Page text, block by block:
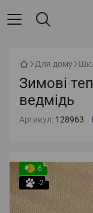
Для дому
Зимові
ведмідь
Артикул: 128963
6
-2